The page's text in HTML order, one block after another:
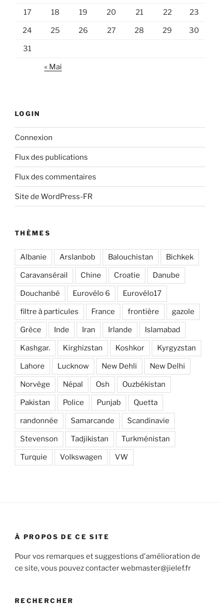
17 18 19 20 21 22 23
24 25 26 27 28 29 30
31
« Mai
LOGIN
Connexion
Flux des publications
Flux des commentaires
Site de WordPress-FR
THÈMES
Albanie Arslanbob Balouchistan Bichkek
Caravansérail Chine Croatie Danube
Douchanbé Eurovélo 6 Eurovélo17
filtre à particules France frontière gazole
Grèce Inde Iran Irlande Islamabad
Kashgar. Kirghizstan Koshkor Kyrgyzstan
Lahore Lucknow New Dehli New Delhi
Norvège Népal Osh Ouzbékistan
Pakistan Police Punjab Quetta
randonnée Samarcande Scandinavie
Stevenson Tadjikistan Turkménistan
Turquie Volkswagen VW
À PROPOS DE CE SITE
Pour vos remarques et suggestions d'amélioration de
ce site, vous pouvez contacter webmaster@jielef.fr
RECHERCHER